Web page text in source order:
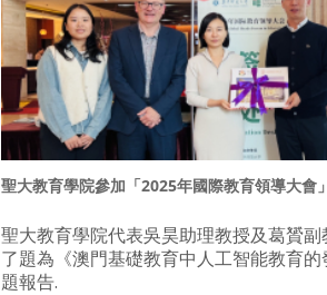
聖大教育學院參加「2025年國際教育領導大會」
聖大教育學院代表吳昊助理教授及葛贇
了題為《澳門基礎教育中人工智能教育
題報告.